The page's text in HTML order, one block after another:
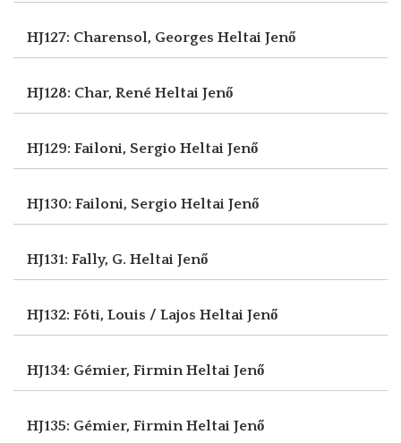
HJ127: Charensol, Georges Heltai Jenő
HJ128: Char, René Heltai Jenő
HJ129: Failoni, Sergio Heltai Jenő
HJ130: Failoni, Sergio Heltai Jenő
HJ131: Fally, G. Heltai Jenő
HJ132: Fóti, Louis / Lajos Heltai Jenő
HJ134: Gémier, FirminHeltai Jenő
HJ135: Gémier, FirminHeltai Jenő